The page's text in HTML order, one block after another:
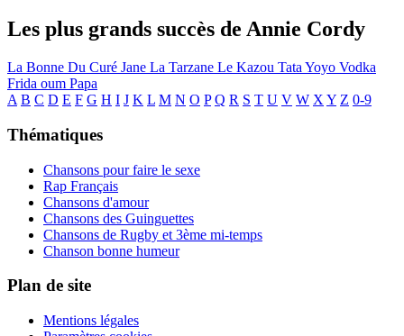
Les plus grands succès de Annie Cordy
La Bonne Du Curé Jane La Tarzane Le Kazou Tata Yoyo Vodka
Frida oum Papa
A B C D E F G H I J K L M N O P Q R S T U V W X Y Z 0-9
Thématiques
Chansons pour faire le sexe
Rap Français
Chansons d'amour
Chansons des Guinguettes
Chansons de Rugby et 3ème mi-temps
Chanson bonne humeur
Plan de site
Mentions légales